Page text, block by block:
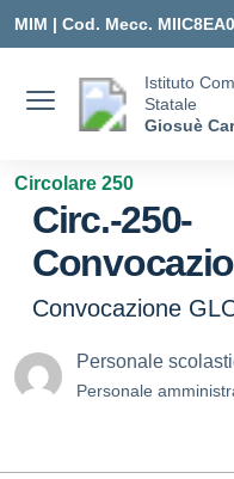
MIM | Cod. Mecc.
Istituto
Statale
Giosuè
Circolare 250
Circ.-250-
Convocazione
Personale
Personale